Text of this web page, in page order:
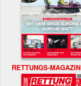
RETTUNGS-